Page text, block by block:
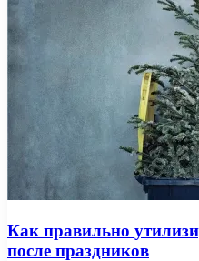
Как правильно
после праздников